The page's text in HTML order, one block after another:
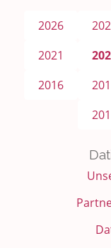
2026
2021
2016